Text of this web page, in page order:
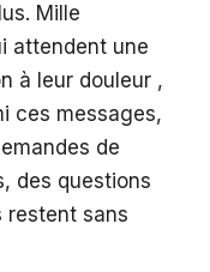
Mille
attendent une
à leur douleur ,
ces messages,
de
des questions
restent sans